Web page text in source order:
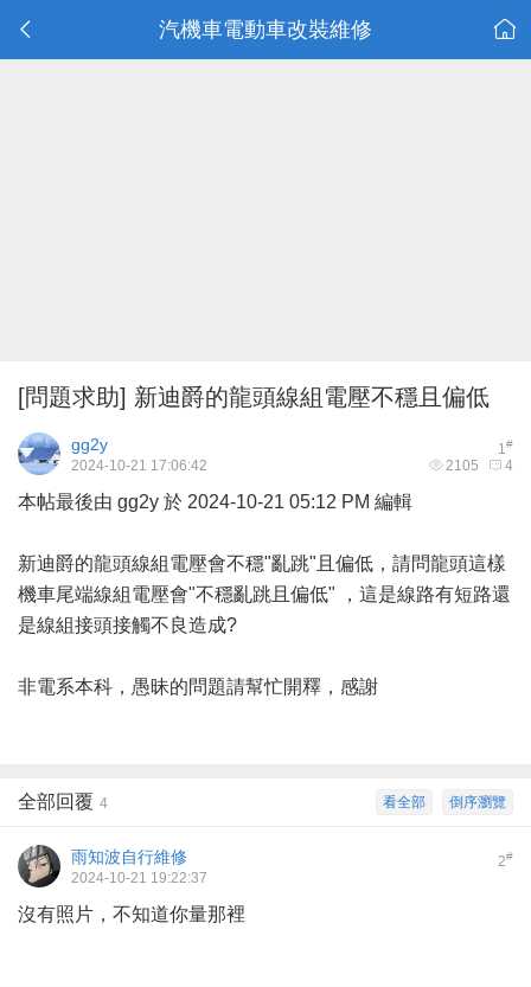
汽機車電動車改裝維修
[問題求助] 新迪爵的龍頭線組電壓不穩且偏低
1#
gg2y
2105 4
2024-10-21 17:06:42
本帖最後由 gg2y 於 2024-10-21 05:12 PM 編輯
新迪爵的龍頭線組電壓會不穩"亂跳"且偏低，請問龍頭這樣
機車尾端線組電壓會"不穩亂跳且偏低" ，這是線路有短路還
是線組接頭接觸不良造成?
非電系本科，愚昧的問題請幫忙開釋，感謝
倒序瀏覽
看全部
全部回覆 4
2#
雨知波自行維修
2024-10-21 19:22:37
沒有照片，不知道你量那裡